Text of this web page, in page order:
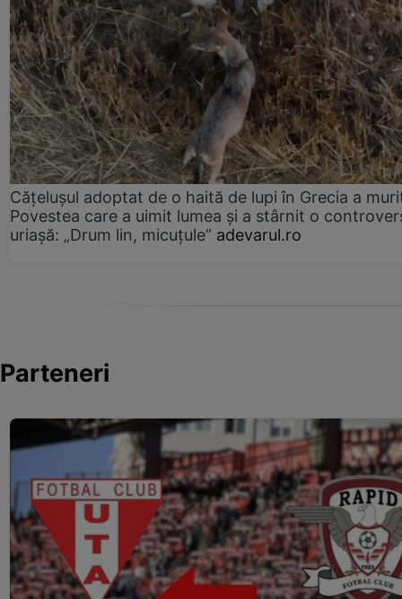
Cățelușul adoptat de o haită de lupi în Grecia a
Povestea care a uimit lumea și a stârnit o
uriașă: „Drum lin, micuțule” adevarul.ro
Parteneri